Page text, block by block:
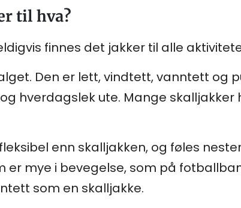
til hva?
finnes det jakker til alle
Den er lett, vindtett, vanntett og
hverdagslek ute. Mange skalljakker
enn skalljakken, og føles
er mye i bevegelse, som på
som en skalljakke.